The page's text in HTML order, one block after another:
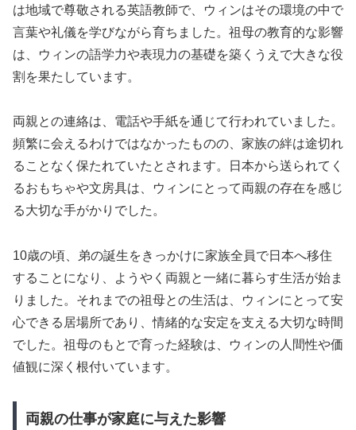
は地域で尊敬される英語教師で、ウィンはその環境の中で
言葉や礼儀を学びながら育ちました。祖母の教育的な影響
は、ウィンの語学力や表現力の基礎を築くうえで大きな役
割を果たしています。
両親との連絡は、電話や手紙を通じて行われていました。
頻繁に会えるわけではなかったものの、家族の絆は途切れ
ることなく保たれていたとされます。日本から送られてく
るおもちゃや文房具は、ウィンにとって両親の存在を感じ
る大切な手がかりでした。
10歳の頃、弟の誕生をきっかけに家族全員で日本へ移住
することになり、ようやく両親と一緒に暮らす生活が始ま
りました。それまでの祖母との生活は、ウィンにとって安
心できる居場所であり、情緒的な安定を支える大切な時間
でした。祖母のもとで育った経験は、ウィンの人間性や価
値観に深く根付いています。
両親の仕事が家庭に与えた影響